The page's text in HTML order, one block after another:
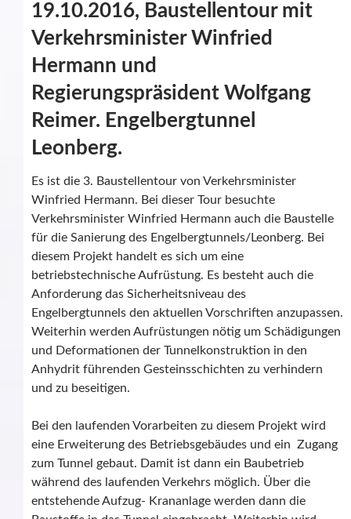
19.10.2016, Baustellentour mit
Verkehrsminister Winfried
Hermann und
Regierungspräsident Wolfgang
Reimer. Engelbergtunnel
Leonberg.
Es ist die 3. Baustellentour von Verkehrsminister
Winfried Hermann. Bei dieser Tour besuchte
Verkehrsminister Winfried Hermann auch die Baustelle
für die Sanierung des Engelbergtunnels/Leonberg. Bei
diesem Projekt handelt es sich um eine
betriebstechnische Aufrüstung. Es besteht auch die
Anforderung das Sicherheitsniveau des
Engelbergtunnels den aktuellen Vorschriften anzupassen.
Weiterhin werden Aufrüstungen nötig um Schädigungen
und Deformationen der Tunnelkonstruktion in den
Anhydrit führenden Gesteinsschichten zu verhindern
und zu beseitigen.
Bei den laufenden Vorarbeiten zu diesem Projekt wird
eine Erweiterung des Betriebsgebäudes und ein Zugang
zum Tunnel gebaut. Damit ist dann ein Baubetrieb
während des laufenden Verkehrs möglich. Über die
entstehende Aufzug- Krananlage werden dann die